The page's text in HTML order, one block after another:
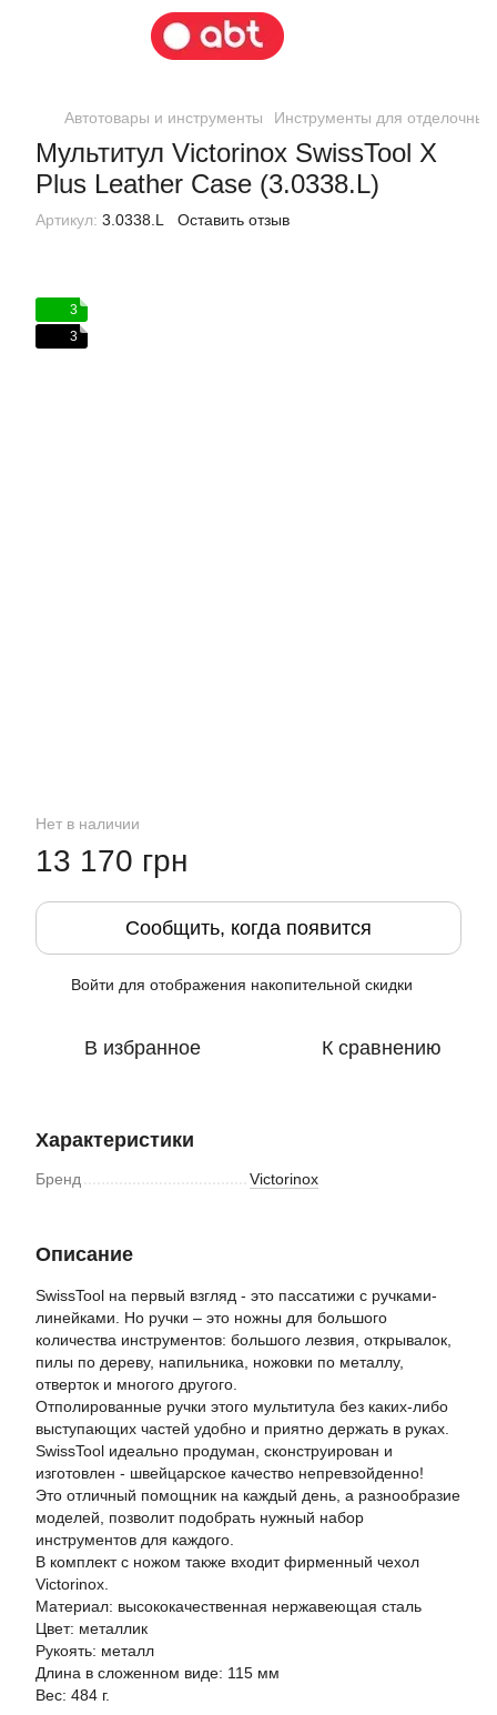
Автотовары и инструменты Инструменты для отделочных
Мультитул Victorinox SwissTool X
Plus Leather Case (3.0338.L)
Артикул: 3.0338.L Оставить отзыв
3
3
Нет в наличии
13 170 грн
Сообщить, когда появится
Войти для отображения накопительной скидки
В избранное К сравнению
Характеристики
Бренд Victorinox
Описание
SwissTool на первый взгляд - это пассатижи с ручками-
линейками. Но ручки – это ножны для большого
количества инструментов: большого лезвия, открывалок,
пилы по дереву, напильника, ножовки по металлу,
отверток и многого другого.
Отполированные ручки этого мультитула без каких-либо
выступающих частей удобно и приятно держать в руках.
SwissTool идеально продуман, сконструирован и
изготовлен - швейцарское качество непревзойденно!
Это отличный помощник на каждый день, а разнообразие
моделей, позволит подобрать нужный набор
инструментов для каждого.
В комплект с ножом также входит фирменный чехол
Victorinox.
Материал: высококачественная нержавеющая сталь
Цвет: металлик
Рукоять: металл
Длина в сложенном виде: 115 мм
Вес: 484 г.